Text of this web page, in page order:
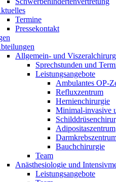
Termine
Pressekontakt
Allgemein- und
Sprechstunden und
Leistungsangebote
Ambulantes OP-
Refluxzentrum
Hernienchirurgie
Minimal-invasive
Adipositaszentrum
Bauchchirurgie
Team
Anästhesiologie und
Leistungsangebote